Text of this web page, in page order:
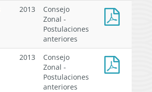
Pesca.
periodo
extraordinario
2013
Consejo
Zonal -
Postulaciones
anteriores
de
1992,
2013
Consejo
Zonal -
Postulaciones
anteriores